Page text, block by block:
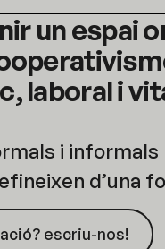
un espai
laboral i
i
d’una
escriu-nos!